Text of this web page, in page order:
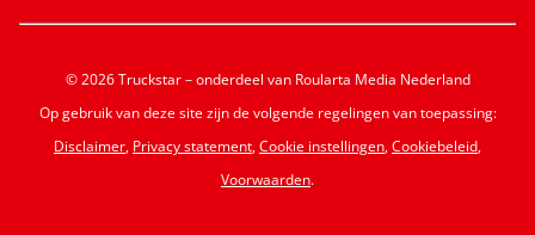
© 2026 Truckstar – onderdeel van Roularta Media Nederland
Op gebruik van deze site zijn de volgende regelingen van toepassing:
Disclaimer, Privacy statement,Cookie instellingen,Cookiebeleid,
Voorwaarden.